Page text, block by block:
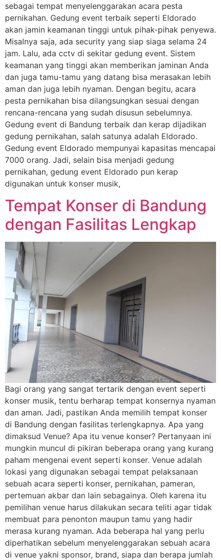
sebagai tempat menyelenggarakan acara pesta
pernikahan. Gedung event terbaik seperti Eldorado
akan jamin keamanan tinggi untuk pihak-pihak penyewa.
Misalnya saja, ada security yang siap siaga selama 24
jam. Lalu, ada cctv di sekitar gedung event. Sistem
keamanan yang tinggi akan memberikan jaminan Anda
dan juga tamu-tamu yang datang bisa merasakan lebih
aman dan juga lebih nyaman. Dengan begitu, acara
pesta pernikahan bisa dilangsungkan sesuai dengan
rencana-rencana yang sudah disusun sebelumnya.
Gedung event di Bandung terbaik dan kerap dijadikan
gedung pernikahan, salah satunya adalah Eldorado.
Gedung event Eldorado mempunyai kapasitas mencapai
7000 orang. Jadi, selain bisa menjadi gedung
pernikahan, gedung event Eldorado pun kerap
digunakan untuk konser musik,
Tempat Konser di Bandung
dengan Fasilitas Lengkap
Bagi orang yang sangat tertarik dengan event seperti
konser musik, tentu berharap tempat konsernya nyaman
dan aman. Jadi, pastikan Anda memilih tempat konser
di Bandung dengan fasilitas terlengkapnya. Apa yang
dimaksud Venue? Apa itu venue konser? Pertanyaan ini
mungkin muncul di pikiran beberapa orang yang kurang
paham mengenai event seperti konser. Venue adalah
lokasi yang digunakan sebagai tempat pelaksanaan
sebuah acara seperti konser, pernikahan, pameran,
pertemuan akbar dan lain sebagainya. Oleh karena itu
pemilihan venue harus dilakukan secara teliti agar tidak
membuat para penonton maupun tamu yang hadir
merasa kurang nyaman. Ada beberapa hal yang perlu
diperhatikan sebelum menyelenggarakan sebuah acara
di venue yakni sponsor, brand, siapa dan berapa jumlah